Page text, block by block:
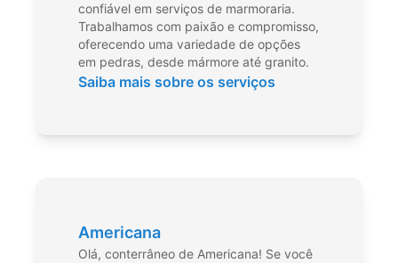
confiável em serviços de marmoraria.
Trabalhamos com paixão e compromisso,
oferecendo uma variedade de opções
em pedras, desde mármore até granito.
Saiba mais sobre os serviços
Americana
Olá, conterrâneo de Americana! Se você